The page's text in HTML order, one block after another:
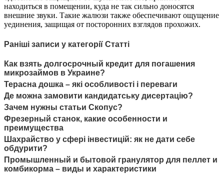
находиться в помещении, куда не так сильно доносятся
внешние звуки. Такие жалюзи также обеспечивают ощущение
уединения, защищая от посторонних взглядов прохожих.
Раніші записи у категорії Статті
Как взять долгосрочный кредит для погашения
микрозаймов в Украине?
Терасна дошка – які особливості і переваги
Де можна замовити кандидатську дисертацію?
Зачем нужны статьи Скопус?
Фрезерный станок, какие особенности и
преимущества
Шахрайство у сфері інвестицій: як не дати себе
обдурити?
Промышленный и бытовой гранулятор для пеллет и
комбикорма – виды и характеристики